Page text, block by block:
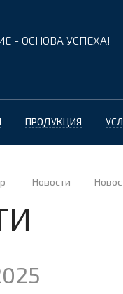
- ОСНОВА УСПЕХА!
ПРОДУКЦИЯ
Новости